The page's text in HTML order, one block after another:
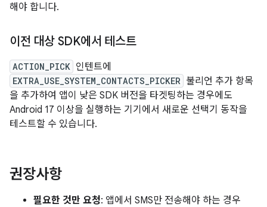
해야 합니다.
이전 대상 SDK에서 테스트
ACTION_PICK 인텐트에
EXTRA_USE_SYSTEM_CONTACTS_PICKER 불리언 추가 항목
을 추가하여 앱이 낮은 SDK 버전을 타겟팅하는 경우에도
Android 17 이상을 실행하는 기기에서 새로운 선택기 동작을
테스트할 수 있습니다.
권장사항
필요한 것만 요청: 앱에서 SMS만 전송해야 하는 경우